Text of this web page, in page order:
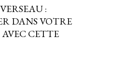
:
DANS VOTRE
CETTE